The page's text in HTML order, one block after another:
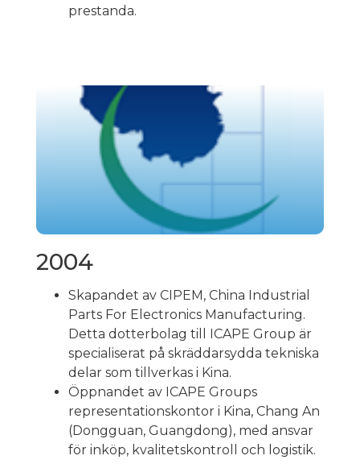
prestanda.
2004
Skapandet av CIPEM, China Industrial
Parts For Electronics Manufacturing.
Detta dotterbolag till ICAPE Group är
specialiserat på skräddarsydda tekniska
delar som tillverkas i Kina.
Öppnandet av ICAPE Groups
representationskontor i Kina, Chang An
(Dongguan, Guangdong), med ansvar
för inköp, kvalitetskontroll och logistik.